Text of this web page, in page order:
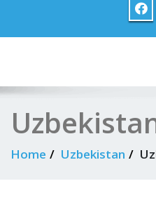
Home Uzbekistan